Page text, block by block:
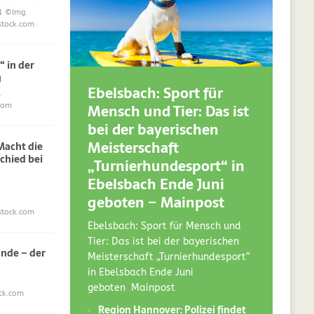
©Img.
in der
die
bei
– der
Ebelsbach: Sport für
Mensch und Tier: Das ist
bei der bayerischen
Meisterschaft
„Turnierhundesport“ in
Ebelsbach Ende Juni
geboten – Mainpost
Ebelsbach: Sport für Mensch und
Tier: Das ist bei der bayerischen
Meisterschaft „Turnierhundesport“
in Ebelsbach Ende Juni
geboten Mainpost
Region Hannover: Polizei findet